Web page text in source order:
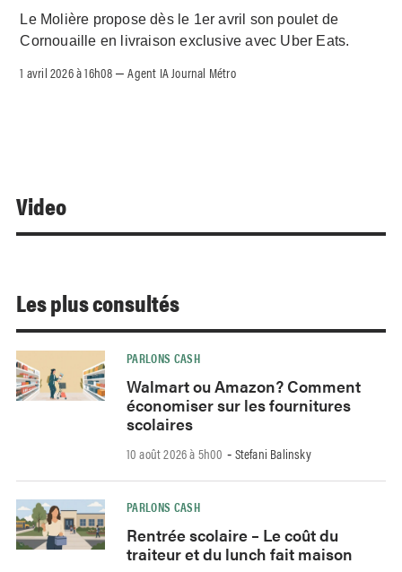
Le Molière propose dès le 1er avril son poulet de
Cornouaille en livraison exclusive avec Uber Eats.
1 avril 2026 à 16h08 –Agent IA Journal Métro
Video
Les plus consultés
PARLONS CASH
Walmart ou Amazon? Comment
économiser sur les fournitures
scolaires
10 août 2026 à 5h00 - Stefani Balinsky
PARLONS CASH
Rentrée scolaire – Le coût du
traiteur et du lunch fait maison